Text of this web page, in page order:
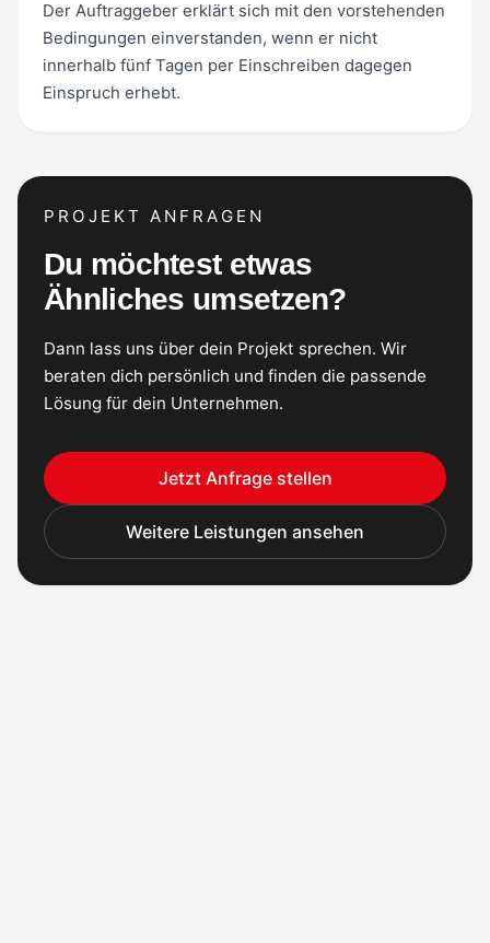
Der Auftraggeber erklärt sich mit den vorstehenden
Bedingungen einverstanden, wenn er nicht
innerhalb fünf Tagen per Einschreiben dagegen
Einspruch erhebt.
PROJEKT ANFRAGEN
Du möchtest etwas
Ähnliches umsetzen?
Dann lass uns über dein Projekt sprechen. Wir
beraten dich persönlich und finden die passende
Lösung für dein Unternehmen.
Jetzt Anfrage stellen
Weitere Leistungen ansehen